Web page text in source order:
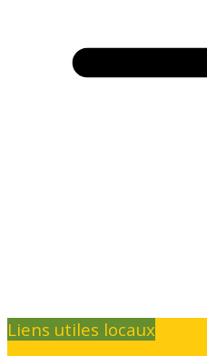
Liens utiles locaux